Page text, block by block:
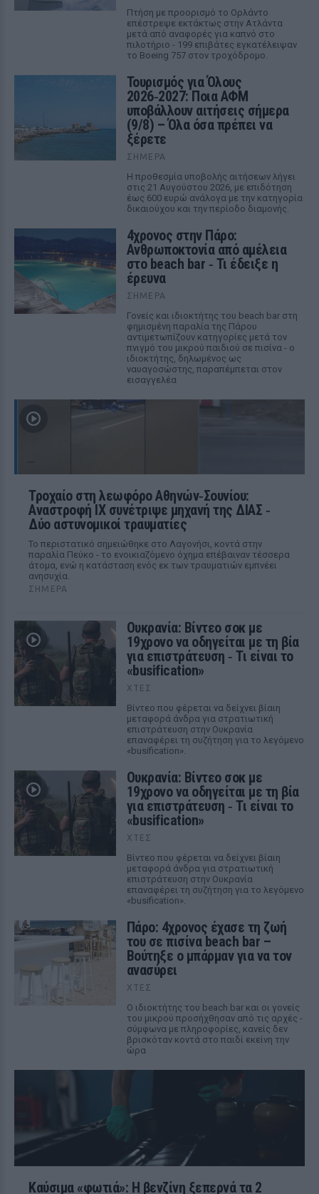
Πτήση με προορισμό το Ορλάντο
επέστρεψε εκτάκτως στην Ατλάντα
μετά από αναφορές για καπνό στο
πιλοτήριο - 199 επιβάτες εγκατέλειψαν
το Boeing 757 στον τροχόδρομο.
Τουρισμός για Όλους
2026‑2027: Ποια ΑΦΜ
υποβάλλουν αιτήσεις σήμερα
(9/8) – Όλα όσα πρέπει να
ξέρετε
ΣΉΜΕΡΑ
Η προθεσμία υποβολής αιτήσεων λήγει
στις 21 Αυγούστου 2026, με επιδότηση
έως 600 ευρώ ανάλογα με την κατηγορία
δικαιούχου και την περίοδο διαμονής.
4χρονος στην Πάρο:
Ανθρωποκτονία από αμέλεια
στο beach bar ‑ Τι έδειξε η
έρευνα
ΣΉΜΕΡΑ
Γονείς και ιδιοκτήτης του beach bar στη
φημισμένη παραλία της Πάρου
αντιμετωπίζουν κατηγορίες μετά τον
πνιγμό του μικρού παιδιού σε πισίνα - ο
ιδιοκτήτης, δηλωμένος ως
ναυαγοσώστης, παραπέμπεται στον
εισαγγελέα
Τροχαίο στη λεωφόρο Αθηνών‑Σουνίου:
Αναστροφή ΙΧ συνέτριψε μηχανή της ΔΙΑΣ ‑
Δύο αστυνομικοί τραυματίες
Το περιστατικό σημειώθηκε στο Λαγονήσι, κοντά στην
παραλία Πεύκο - το ενοικιαζόμενο όχημα επέβαιναν τέσσερα
άτομα, ενώ η κατάσταση ενός εκ των τραυματιών εμπνέει
ανησυχία.
ΣΉΜΕΡΑ
Ουκρανία: Βίντεο σοκ με
19χρονο να οδηγείται με τη βία
για επιστράτευση ‑ Τι είναι το
«busification»
ΧΤΕΣ
Βίντεο που φέρεται να δείχνει βίαιη
μεταφορά άνδρα για στρατιωτική
επιστράτευση στην Ουκρανία
επαναφέρει τη συζήτηση για το λεγόμενο
«busification».
Ουκρανία: Βίντεο σοκ με
19χρονο να οδηγείται με τη βία
για επιστράτευση ‑ Τι είναι το
«busification»
ΧΤΕΣ
Βίντεο που φέρεται να δείχνει βίαιη
μεταφορά άνδρα για στρατιωτική
επιστράτευση στην Ουκρανία
επαναφέρει τη συζήτηση για το λεγόμενο
«busification».
Πάρο: 4χρονος έχασε τη ζωή
του σε πισίνα beach bar –
Βούτηξε ο μπάρμαν για να τον
ανασύρει
ΧΤΕΣ
Ο ιδιοκτήτης του beach bar και οι γονείς
του μικρού προσήχθησαν από τις αρχές -
σύμφωνα με πληροφορίες, κανείς δεν
βρισκόταν κοντά στο παιδί εκείνη την
ώρα
Καύσιμα «φωτιά»: Η βενζίνη ξεπερνά τα 2